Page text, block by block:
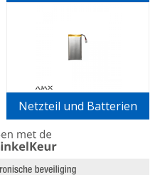
Netzteil und Batterien